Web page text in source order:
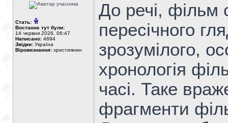
Стать:
Востаннє тут були:
14 червня 2026, 06:47
Написано: 4694
Звідки: Україна
Віровизнання: християнин
До речі, фільм
пересічного
зрозумілого,
хронологія
часі. Таке
фрагменти